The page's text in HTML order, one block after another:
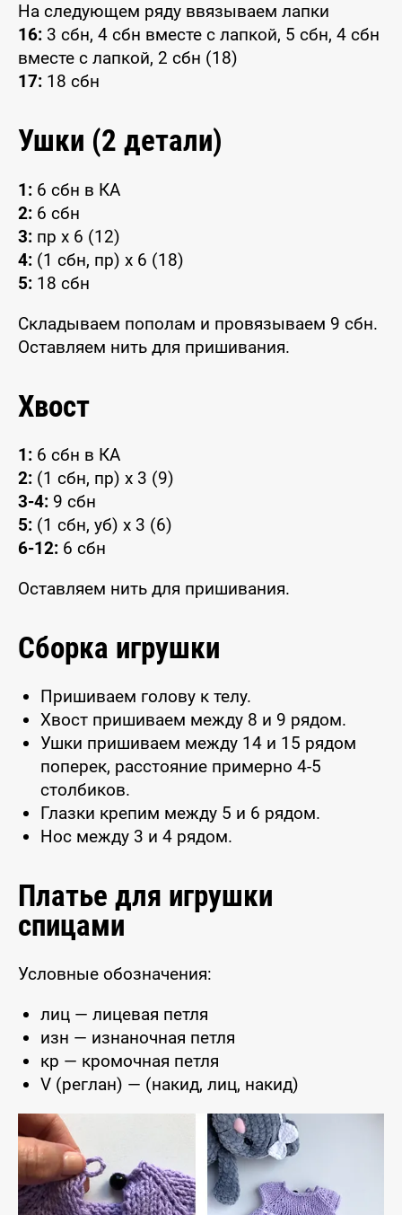
На следующем ряду ввязываем лапки
16: 3 сбн, 4 сбн вместе с лапкой, 5 сбн, 4 сбн
вместе с лапкой, 2 сбн (18)
17: 18 сбн
Ушки (2 детали)
1: 6 сбн в КА
2: 6 сбн
3: пр x 6 (12)
4: (1 сбн, пр) x 6 (18)
5: 18 сбн
Складываем пополам и провязываем 9 сбн.
Оставляем нить для пришивания.
Хвост
1: 6 сбн в КА
2: (1 сбн, пр) x 3 (9)
3-4: 9 сбн
5: (1 сбн, уб) x 3 (6)
6-12: 6 сбн
Оставляем нить для пришивания.
Сборка игрушки
Пришиваем голову к телу.
Хвост пришиваем между 8 и 9 рядом.
Ушки пришиваем между 14 и 15 рядом
поперек, расстояние примерно 4-5
столбиков.
Глазки крепим между 5 и 6 рядом.
Нос между 3 и 4 рядом.
Платье для игрушки
спицами
Условные обозначения:
лиц — лицевая петля
изн — изнаночная петля
кр — кромочная петля
V (реглан) — (накид, лиц, накид)